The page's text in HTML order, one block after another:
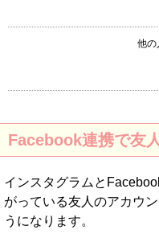
他の
Facebook連携で友
インスタグラムと
がっている友人のアカウ
うになります。